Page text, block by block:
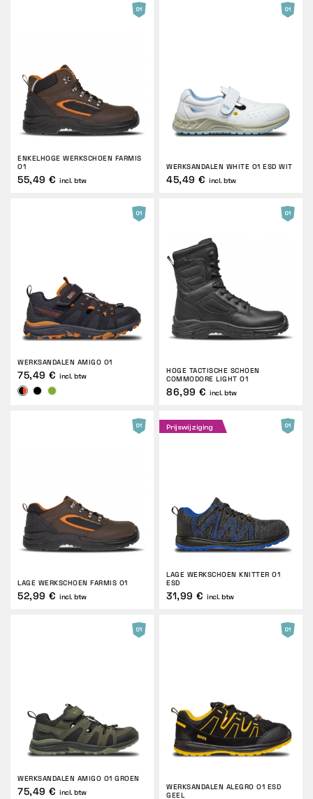
ENKELHOGE WERKSCHOEN FARMIS
O1
55,49 € incl. btw
WERKSANDALEN WHITE O1 ESD WIT
45,49 € incl. btw
WERKSANDALEN AMIGO O1
75,49 € incl. btw
HOGE TACTISCHE SCHOEN
COMMODORE LIGHT O1
86,99 € incl. btw
LAGE WERKSCHOEN FARMIS O1
52,99 € incl. btw
Prijswijziging
LAGE WERKSCHOEN KNITTER O1
ESD
31,99 € incl. btw
WERKSANDALEN AMIGO O1 GROEN
75,49 € incl. btw
WERKSANDALEN ALEGRO O1 ESD
GEEL